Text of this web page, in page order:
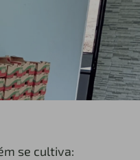
se cultiva: